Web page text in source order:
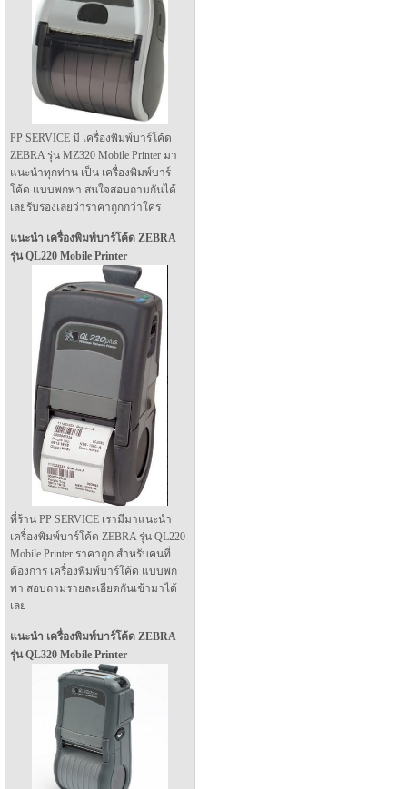
PP SERVICE มี เครื่องพิมพ์บาร์โค้ด
ZEBRA รุ่น MZ320 Mobile Printer มา
แนะนำทุกท่าน เป็น เครื่องพิมพ์บาร์
โค้ด แบบพกพา สนใจสอบถามกันได้
เลยรับรองเลยว่าราคาถูกกว่าใคร
แนะนำ เครื่องพิมพ์บาร์โค้ด ZEBRA
รุ่น QL220 Mobile Printer
ที่ร้าน PP SERVICE เรามีมาแนะนำ
เครื่องพิมพ์บาร์โค้ด ZEBRA รุ่น QL220
Mobile Printer ราคาถูก สำหรับคนที่
ต้องการ เครื่องพิมพ์บาร์โค้ด แบบพก
พา สอบถามรายละเอียดกันเข้ามาได้
เลย
แนะนำ เครื่องพิมพ์บาร์โค้ด ZEBRA
รุ่น QL320 Mobile Printer